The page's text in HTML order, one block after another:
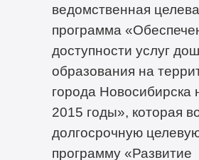
ведомственная
программа
доступности услуг
образования на
города Новосибирска
2015 годы», которая
долгосрочную
программу «Развитие